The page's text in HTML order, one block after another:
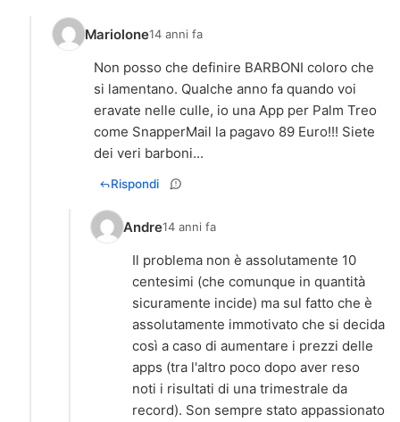
Mariolone14 anni fa
Non posso che definire BARBONI coloro che
si lamentano. Qualche anno fa quando voi
eravate nelle culle, io una App per Palm Treo
come SnapperMail la pagavo 89 Euro!!! Siete
dei veri barboni...
Rispondi
Andre14 anni fa
Il problema non è assolutamente 10
centesimi (che comunque in quantità
sicuramente incide) ma sul fatto che è
assolutamente immotivato che si decida
così a caso di aumentare i prezzi delle
apps (tra l'altro poco dopo aver reso
noti i risultati di una trimestrale da
record). Son sempre stato appassionato